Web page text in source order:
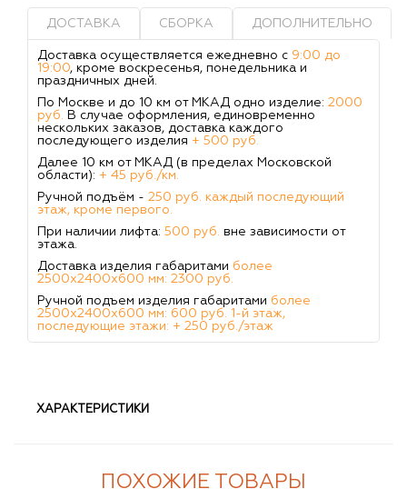
ДОСТАВКА СБОРКА ДОПОЛНИТЕЛЬНО
Доставка осуществляется ежедневно с 9:00 до
19:00, кроме воскресенья, понедельника и
праздничных дней.
По Москве и до 10 км от МКАД одно изделие: 2000
руб.
В случае оформления, единовременно
нескольких заказов, доставка каждого
последующего изделия + 500 руб.
Далее 10 км от МКАД (в пределах Московской
области): + 45 руб./км.
Ручной подъём - 250 руб. каждый последующий
этаж, кроме первого.
При наличии лифта: 500 руб. вне зависимости от
этажа.
Доставка изделия габаритами более
2500х2400х600 мм: 2300 руб.
Ручной подъем изделия габаритами более
2500х2400х600 мм: 600 руб. 1-й этаж,
последующие этажи: + 250 руб./этаж
ХАРАКТЕРИСТИКИ
ПОХОЖИЕ ТОВАРЫ